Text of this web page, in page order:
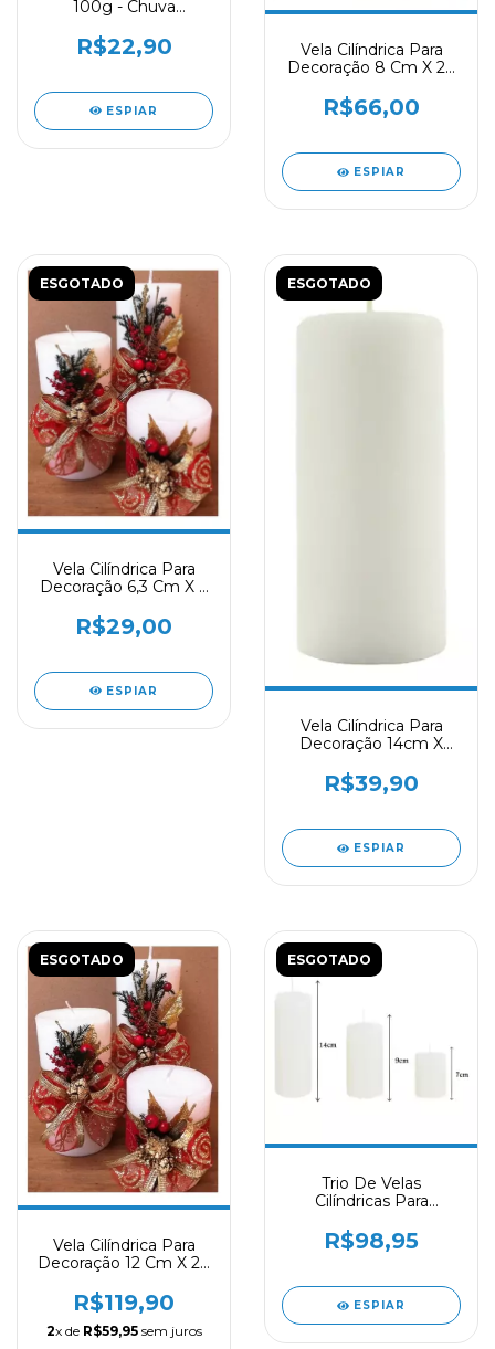
100g - Chuva
R$22,90
ESPIAR
Vela Cilíndrica Para
Decoração 8 Cm X 20
R$66,00
ESPIAR
ESGOTADO
Vela Cilíndrica Para
Decoração 6,3 Cm X 9
R$29,00
ESPIAR
ESGOTADO
Vela Cilíndrica Para
Decoração 14cm X
R$39,90
ESPIAR
ESGOTADO
Vela Cilíndrica Para
Decoração 12 Cm X 20
R$119,90
2x de R$59,95sem juros
ESGOTADO
Trio De Velas
Cilíndricas Para
R$98,95
ESPIAR